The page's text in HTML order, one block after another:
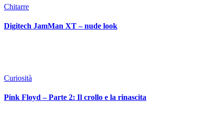
Chitarre
Digitech JamMan XT – nude look
Curiosità
Pink Floyd – Parte 2: Il crollo e la rinascita